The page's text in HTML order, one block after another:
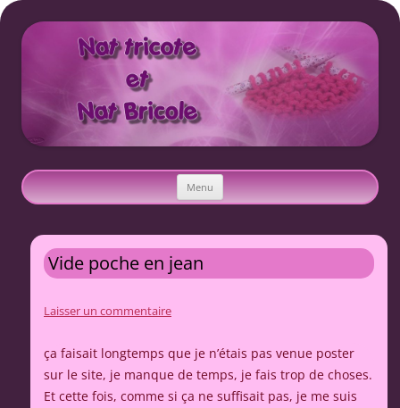
Menu Aller
au
contenu
Vide poche en jean
Laisser un commentaire
ça faisait longtemps que je n’étais pas venue poster
sur le site, je manque de temps, je fais trop de choses.
Et cette fois, comme si ça ne suffisait pas, je me suis